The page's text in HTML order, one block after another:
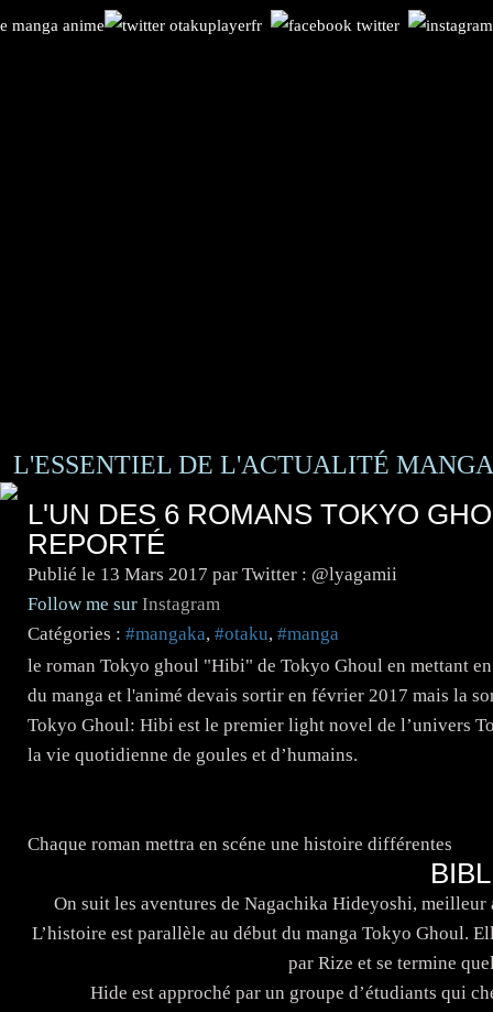
L'ESSENTIEL DE L'ACTUALITÉ
L'UN DES 6 ROMANS TOKYO
REPORTÉ
Publié le 13 Mars 2017 par Twitter : @lyagamii
Follow me sur Instagram
Catégories : #mangaka, #otaku, #manga
le roman Tokyo ghoul "Hibi" de Tokyo Ghoul en mettant
du manga et l'animé devais sortir en février 2017 mais la
Tokyo Ghoul: Hibi est le premier light novel de l’univers
la vie quotidienne de goules et d’humains.
Chaque roman mettra en scéne une histoire différentes
On suit les aventures de Nagachika Hideyoshi,
L’histoire est parallèle au début du manga Tokyo Ghoul.
par Rize et se termine
Hide est approché par un groupe d’étudiants qui